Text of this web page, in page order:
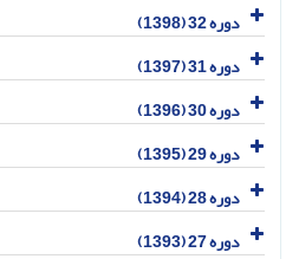
دوره 32 (1398)
دوره 31 (1397)
دوره 30 (1396)
دوره 29 (1395)
دوره 28 (1394)
دوره 27 (1393)